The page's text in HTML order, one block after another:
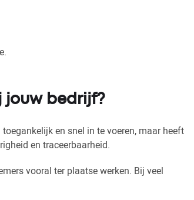
jouw bedrijf?
en snel in te voeren, maar heeft
en traceerbaarheid.
vooral ter plaatse werken. Bij veel